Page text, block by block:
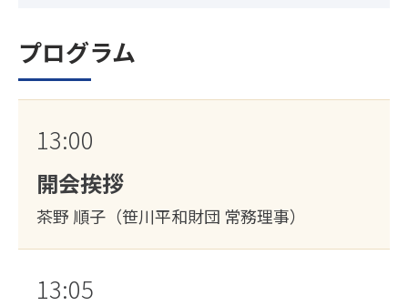
プログラム
13:00
開会挨拶
茶野 順子（笹川平和財団 常務理事）
13:05